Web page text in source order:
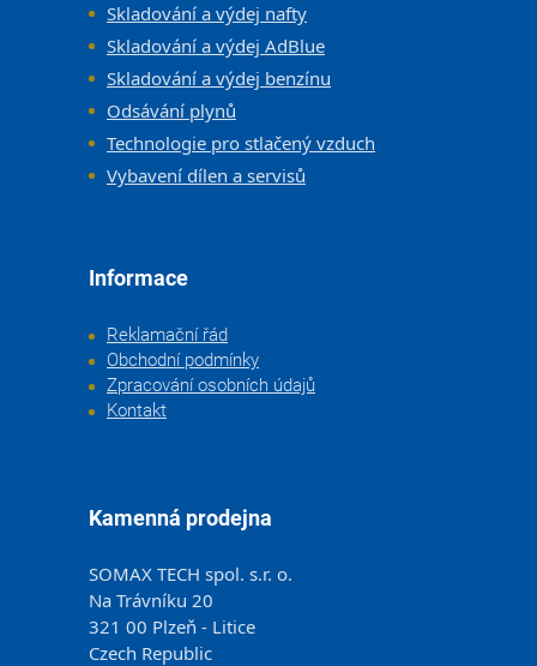
Skladování a výdej nafty
Skladování a výdej AdBlue
Skladování a výdej benzínu
Odsávání plynů
Technologie pro stlačený vzduch
Vybavení dílen a servisů
Informace
Reklamační řád
Obchodní podmínky
Zpracování osobních údajů
Kontakt
Kamenná prodejna
SOMAX TECH spol. s.r. o.
Na Trávníku 20
321 00 Plzeň - Litice
Czech Republic